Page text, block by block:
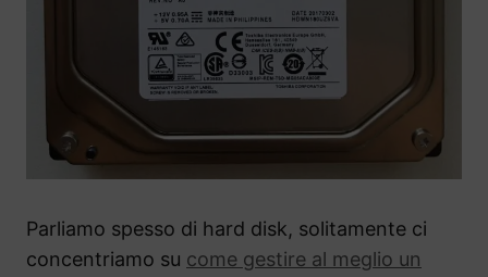
Parliamo spesso di hard disk, solitamente ci
concentriamo su come gestire al meglio un